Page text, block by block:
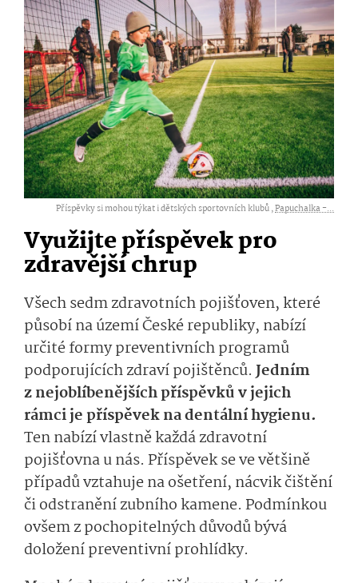
Příspěvky si mohou týkat i dětských sportovních klubů ,Papuchalka -...
Využijte příspěvek pro
zdravější chrup
Všech sedm zdravotních pojišťoven, které
působí na území České republiky, nabízí
určité formy preventivních programů
podporujících zdraví pojištěnců. Jedním
z nejoblíbenějších příspěvků v jejich
rámci je příspěvek na dentální hygienu.
Ten nabízí vlastně každá zdravotní
pojišťovna u nás. Příspěvek se ve většině
případů vztahuje na ošetření, nácvik čištění
či odstranění zubního kamene. Podmínkou
ovšem z pochopitelných důvodů bývá
doložení preventivní prohlídky.